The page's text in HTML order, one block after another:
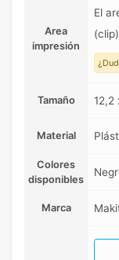
Area
impresión
El
Tamaño 12,2
Material
Colores
disponibles
Marca